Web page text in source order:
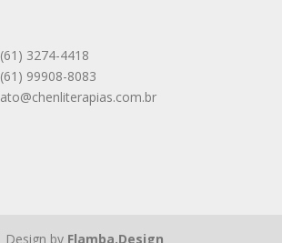
3274-4418
99908-8083
Design by Flamba.Design